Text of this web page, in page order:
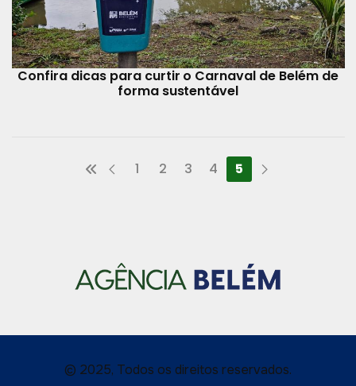
Confira dicas para curtir o Carnaval de Belém de
forma sustentável
1 2 3 4 5
© 2025, Todos os direitos reservados.